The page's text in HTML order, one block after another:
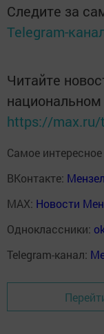
Следите за
Telegram-
Читайте
https://max.ru/
Самое
ВКонтакте:
MAX: Новости
Одноклассники:
Telegram-канал: